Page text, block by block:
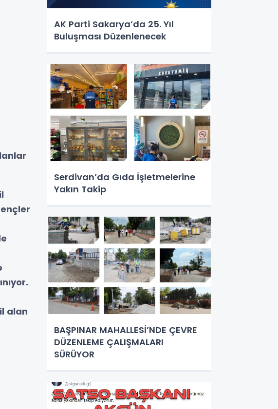
alan
AK Parti Sakarya’da 25. Yıl
Buluşması Düzenlenecek
Serdivan’da Gıda İşletmelerine
Yakın Takip
BAŞPINAR MAHALLESİ’NDE ÇEVRE
DÜZENLEME ÇALIŞMALARI
SÜRÜYOR